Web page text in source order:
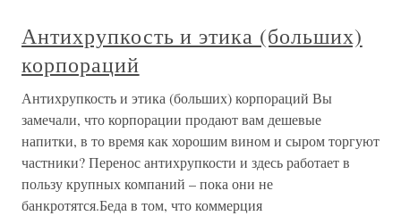
Антихрупкость и этика (больших)
корпораций
Антихрупкость и этика (больших) корпораций Вы
замечали, что корпорации продают вам дешевые
напитки, в то время как хорошим вином и сыром торгуют
частники? Перенос антихрупкости и здесь работает в
пользу крупных компаний – пока они не
банкротятся.Беда в том, что коммерция